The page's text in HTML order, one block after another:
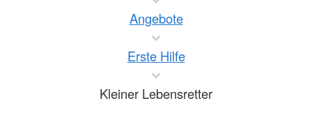
Angebote
Erste Hilfe
Kleiner Lebensretter